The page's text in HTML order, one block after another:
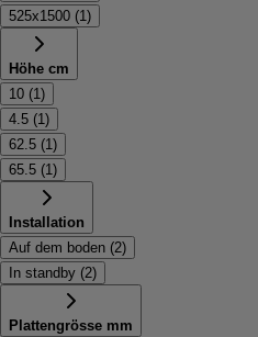
525x1500 (1 )
Höhe cm
10 (1 )
4.5 (1 )
62.5 (1 )
65.5 (1 )
Installation
Auf dem boden (2)
In standby (2)
Plattengrösse mm